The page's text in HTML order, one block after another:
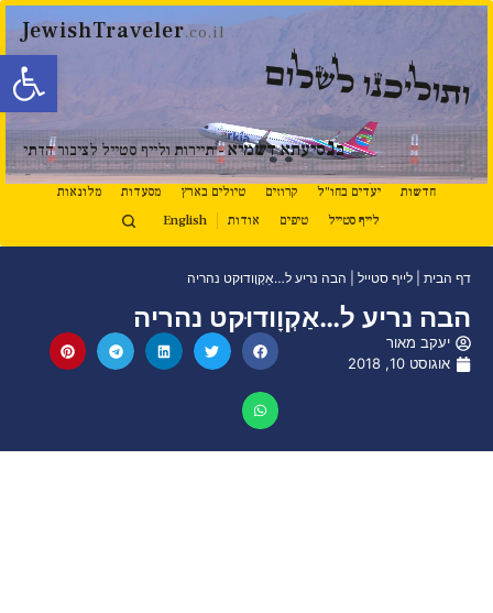
פתח
JewishTraveler.co.il
ותוליכנו לשלום
בנסיעתא דשמיא- תיירות ולייף סטייל לציבור הדתי
חדשות יעדים בחו"ל קרוזים טיולים בארץ מסעדות
מלונאות
לייף סטייל
טיפים אודות English
דף הבית לייף סטייל הבה נריע ל…אַקְוָודוּקט נהריה
הבה נריע ל…אַקְוָודוּקט נהריה
יעקב מאור
אוגוסט 10, 2018